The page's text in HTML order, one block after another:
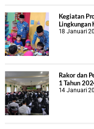
Kegiatan
Lingkungan
18 Januari
Rakor dan
1 Tahun
14 Januari